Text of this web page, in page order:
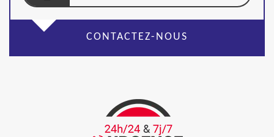
CONTACTEZ-NOUS